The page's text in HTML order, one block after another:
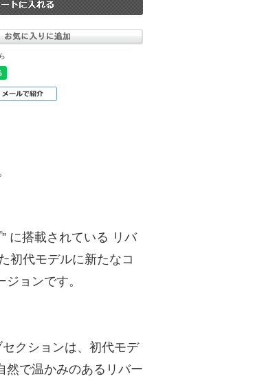
に搭載されている リバ
初代モデルに新たなコ
ョンです。
クションは、初代モデ
然で温かみのあるリバー